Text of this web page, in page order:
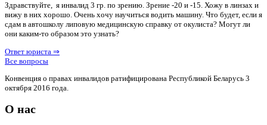
Здравствуйте, я инвалид 3 гр. по зрению. Зрение -20 и -15. Хожу в линзах и
вижу в них хорошо. Очень хочу научиться водить машину. Что будет, если я
сдам в автошколу липовую медицинскую справку от окулиста? Могут ли
они каким-то образом это узнать?
Ответ юриста ⇒
Все вопросы
Конвенция о правах инвалидов ратифицирована Республикой Беларусь 3
октября 2016 года.
О нас